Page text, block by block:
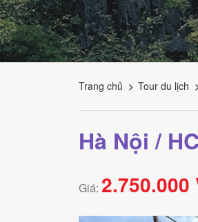
Trang chủ Tour du lịch
Hà Nội /
Giá: 2.750.000